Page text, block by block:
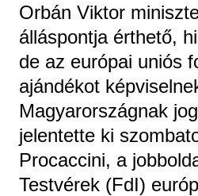
Orbán Viktor
álláspontja érthető,
de az európai uniós
ajándékot
Magyarországnak
jelentette ki
Procaccini, a
Testvérek (FdI)